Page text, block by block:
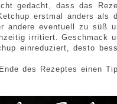
gedacht, dass das
erstmal anders als
andere eventuell zu süß
irritiert. Geschmack
einreduziert, desto
des Rezeptes einen